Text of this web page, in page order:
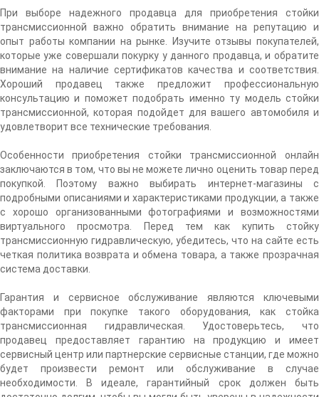
При выборе надежного продавца для приобретения стойки
трансмиссионной важно обратить внимание на репутацию и
опыт работы компании на рынке. Изучите отзывы покупателей,
которые уже совершали покурку у данного продавца, и обратите
внимание на наличие сертификатов качества и соответствия.
Хороший продавец также предложит профессиональную
консультацию и поможет подобрать именно ту модель стойки
трансмиссионной, которая подойдет для вашего автомобиля и
удовлетворит все технические требования.
Особенности приобретения стойки трансмиссионной онлайн
заключаются в том, что вы не можете лично оценить товар перед
покупкой. Поэтому важно выбирать интернет-магазины с
подробными описаниями и характеристиками продукции, а также
с хорошо организованными фотографиями и возможностями
виртуального просмотра. Перед тем как купить стойку
трансмиссионную гидравлическую, убедитесь, что на сайте есть
четкая политика возврата и обмена товара, а также прозрачная
система доставки.
Гарантия и сервисное обслуживание являются ключевыми
факторами при покупке такого оборудования, как стойка
трансмиссионная гидравлическая. Удостоверьтесь, что
продавец предоставляет гарантию на продукцию и имеет
сервисный центр или партнерские сервисные станции, где можно
будет произвести ремонт или обслуживание в случае
необходимости. В идеале, гарантийный срок должен быть